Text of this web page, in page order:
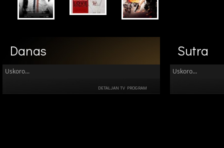
Danas
Uskoro...
DETALJAN TV PROGRAM
Sutra
Uskoro...